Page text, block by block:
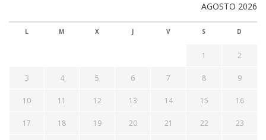
AGOSTO 2026
L M X J V S D
1 2
3 4 5 6 7 8 9
10 11 12 13 14 15 16
17 18 19 20 21 22 23